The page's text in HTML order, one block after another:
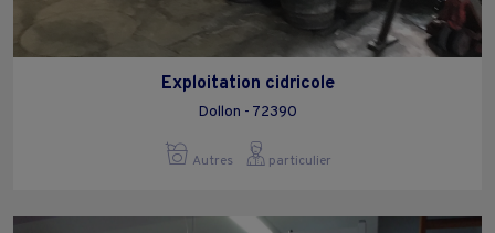
Exploitation cidricole
Dollon - 72390
Autres particulier